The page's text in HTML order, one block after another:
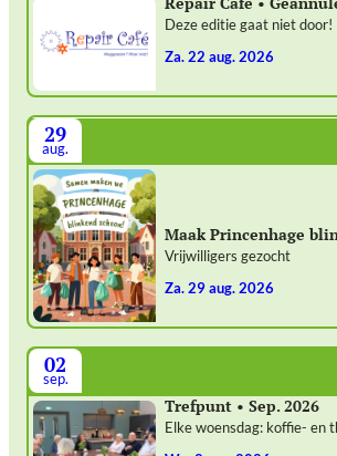
Deze editie gaat niet door!
za. 22 aug. 2026
29
aug.
Maak Princenhage
Vrijwilligers gezocht
za. 29 aug. 2026
02
sep.
Trefpunt • Sep. 2026
Elke woensdag: koffie- en